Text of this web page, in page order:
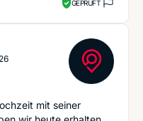
GEPRÜFT
mit seiner